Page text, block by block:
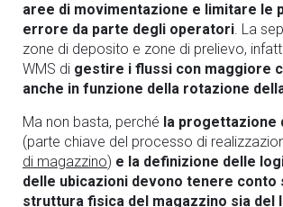
aree di movimentazione e limitare le
errore da parte degli operatori. La
zone di deposito e zone di prelievo,
WMS di gestire i flussi con maggiore
anche in funzione della rotazione
Ma non basta, perché la progettazione
(parte chiave del processo di
di magazzino) e la definizione delle
delle ubicazioni devono tenere conto
struttura fisica del magazzino sia del